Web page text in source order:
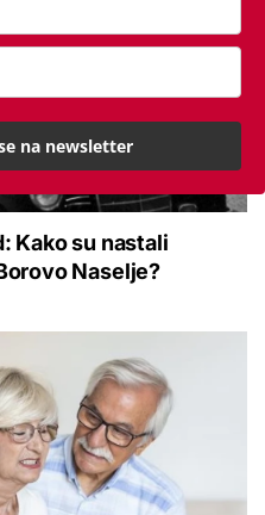
Kako su nastali
Naselje?
na newsletter